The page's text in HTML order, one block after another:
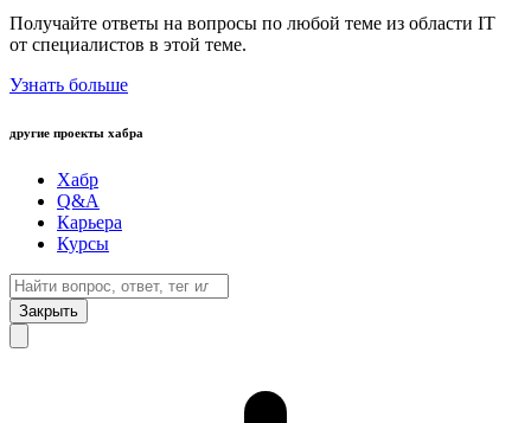
Получайте ответы на вопросы по любой теме из области IT
от специалистов в этой теме.
Узнать больше
другие проекты хабра
Хабр
Q&A
Карьера
Курсы
Закрыть